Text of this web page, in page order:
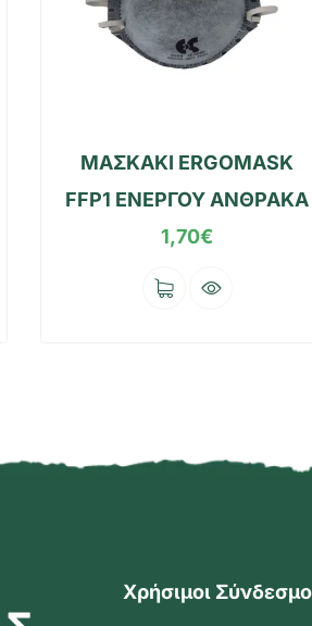
ΜΑΣΚΑΚΙ ERGOMASK
FFP1 ΕΝΕΡΓΟΥ ΑΝΘΡΑΚΑ
1,70€
Χρήσιμοι